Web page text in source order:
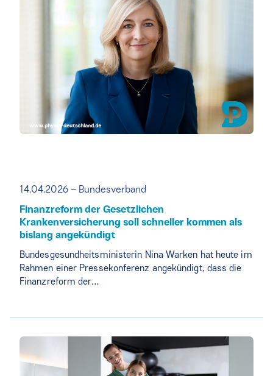
14.04.2026 – Bundesverband
Finanzreform der Gesetzlichen
Krankenversicherung soll schneller kommen als
bislang angekündigt
Bundesgesundheitsministerin Nina Warken hat heute im
Rahmen einer Pressekonferenz angekündigt, dass die
Finanzreform der…